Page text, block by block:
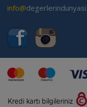
info@